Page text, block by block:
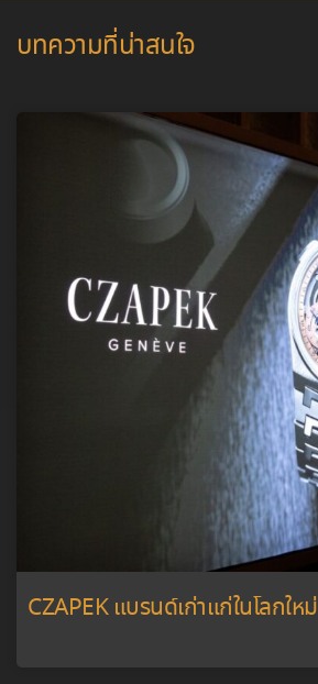
บทความที่น่าสนใจ
CZAPEK แบรนด์เก่าแก่ในโลกใหม่